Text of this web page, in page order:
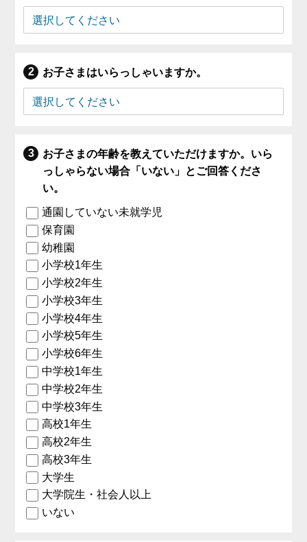
お子さまはいらっしゃいますか。
お子さまの年齢を教えていただけますか。いら
っしゃらない場合「いない」とご回答くださ
い。
通園していない未就学児
保育園
幼稚園
小学校1年生
小学校2年生
小学校3年生
小学校4年生
小学校5年生
小学校6年生
中学校1年生
中学校2年生
中学校3年生
高校1年生
高校2年生
高校3年生
大学生
大学院生・社会人以上
いない